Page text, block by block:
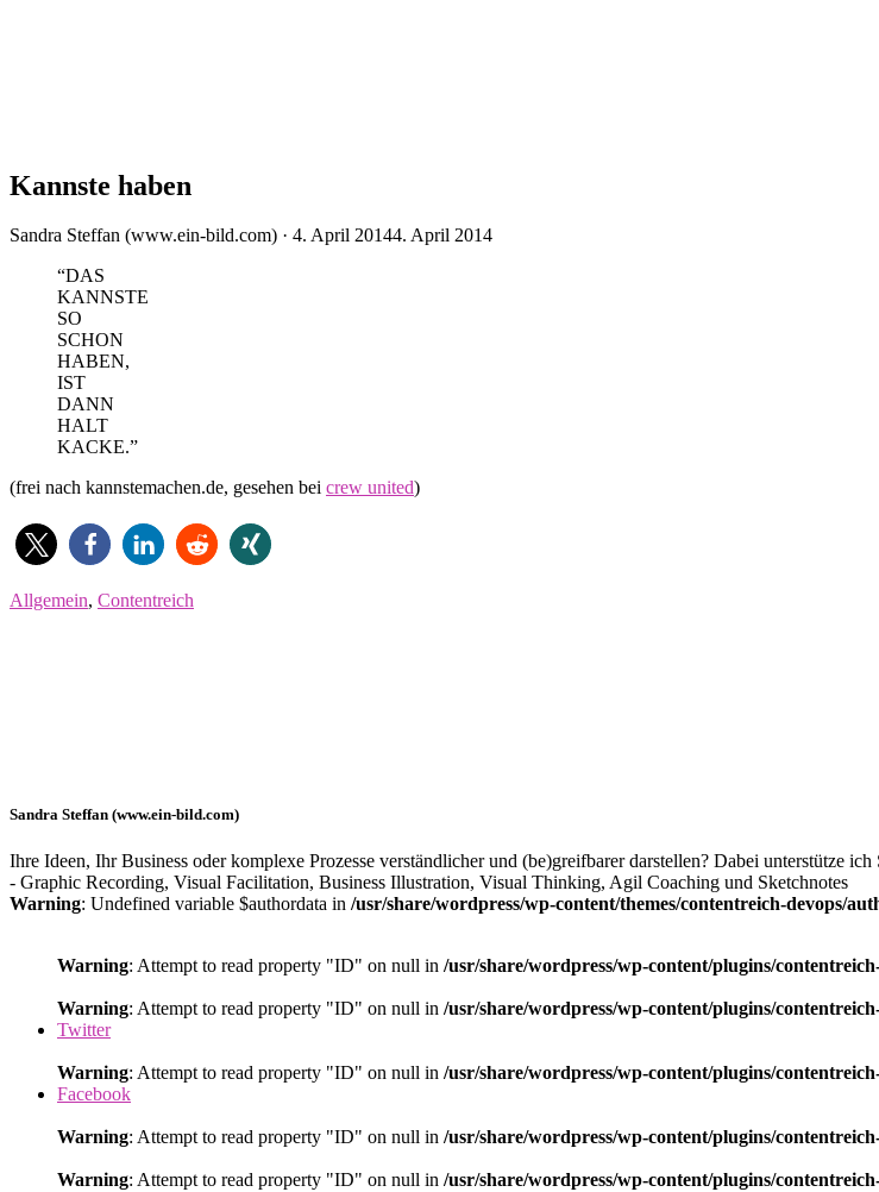
Kannste haben
Sandra Steffan (www.ein-bild.com) · Veröffentlicht
4. April 20144. April 2014
“DAS
KANNSTE
SO
SCHON
HABEN,
IST
DANN
HALT
KACKE.”
(frei nach kannstemachen.de, gesehen bei crew united)
Allgemein, Contentreich
Sandra Steffan (www.ein-bild.com)
Ihre Ideen, Ihr Business oder komplexe Prozesse verständlicher und (be)greifbarer darstellen? Dabei unterstütze
- Graphic Recording, Visual Facilitation, Business Illustration, Visual Thinking, Agil Coaching und Sketchnotes
Warning: Undefined variable $authordata in /usr/share/wordpress/wp-content/themes/contentreich-devops/
Warning: Attempt to read property "ID" on null in /usr/share/wordpress/wp-content/plugins/
Warning: Attempt to read property "ID" on null in /usr/share/wordpress/wp-content/plugins/
Twitter
Warning: Attempt to read property "ID" on null in /usr/share/wordpress/wp-content/plugins/
Facebook
Warning: Attempt to read property "ID" on null in /usr/share/wordpress/wp-content/plugins/
Warning: Attempt to read property "ID" on null in /usr/share/wordpress/wp-content/plugins/